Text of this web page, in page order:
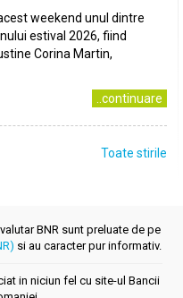
weekend unul dintre
estival 2026, fiind
Corina Martin,
..continuare
Toate stirile
BNR sunt preluate de pe
si au caracter pur informativ.
in niciun fel cu site-ul Bancii